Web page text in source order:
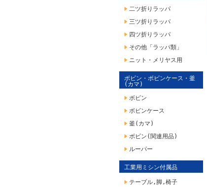
二ツ折りラッパ
三ツ折りラッパ
四ツ折りラッパ
その他「ラッパ類」
ニット・メリヤス用
ボビン・ボビンケース・釜
(カマ)
ボビン
ボビンケース
釜(カマ)
ボビン(関連用品)
ルーパー
工業用ミシン付属品
テーブル,脚,椅子